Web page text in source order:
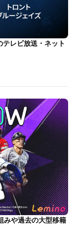
テレビ放送・ネット
みや過去の大型移籍